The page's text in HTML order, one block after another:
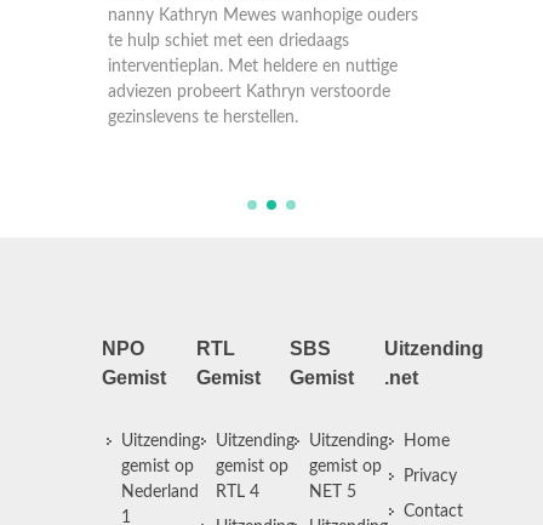
nanny Kathryn Mewes wanhopige ouders
te hulp schiet met een driedaags
interventieplan. Met heldere en nuttige
adviezen probeert Kathryn verstoorde
gezinslevens te herstellen.
NPO
Gemist
Uitzending
gemist op
Nederland
1
RTL
Gemist
Uitzending
gemist op
RTL 4
SBS
Gemist
Uitzending
gemist op
NET 5
Uitzending
.net
Home
Privacy
Contact